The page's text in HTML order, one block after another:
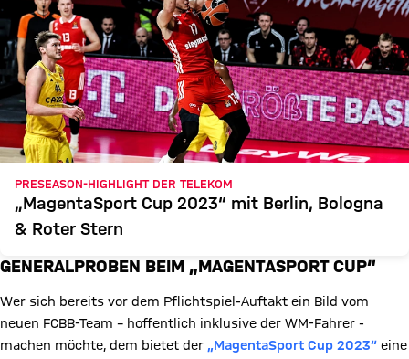
PRESEASON-HIGHLIGHT DER TELEKOM
„MagentaSport Cup 2023“ mit Berlin, Bologna
& Roter Stern
GENERALPROBEN BEIM „MAGENTASPORT CUP“
Wer sich bereits vor dem Pflichtspiel-Auftakt ein Bild vom
neuen FCBB-Team – hoffentlich inklusive der WM-Fahrer -
machen möchte, dem bietet der „MagentaSport Cup 2023“ eine